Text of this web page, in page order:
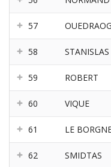
57
58 STANISLAS
59 ROBERT
60 VIQUE
61 LE
62 SMIDTAS